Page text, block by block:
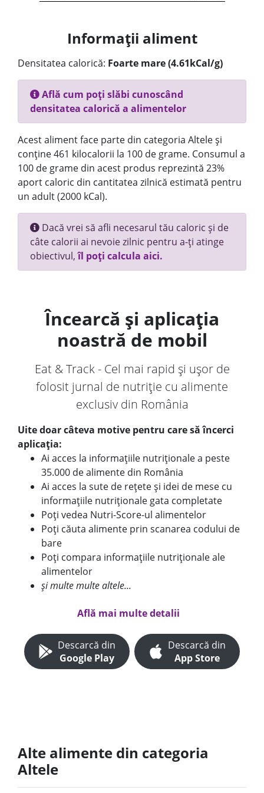
Informații aliment
Densitatea calorică: Foarte mare (4.61kCal/g)
Află cum poți slăbi cunoscând
densitatea calorică a alimentelor
Acest aliment face parte din categoria Altele și
conține 461 kilocalorii la 100 de grame. Consumul a
100 de grame din acest produs reprezintă 23%
aport caloric din cantitatea zilnică estimată pentru
un adult (2000 kCal).
Dacă vrei să afli necesarul tău caloric și de
câte calorii ai nevoie zilnic pentru a-ți atinge
obiectivul,îl poți calcula aici.
Încearcă și aplicația
noastră de mobil
Eat & Track - Cel mai rapid și ușor de
folosit jurnal de nutriție cu alimente
exclusiv din România
Uite doar câteva motive pentru care să încerci
aplicația:
Ai acces la informațiile nutriționale a peste
35.000 de alimente din România
Ai acces la sute de rețete și idei de mese cu
informațiile nutriționale gata completate
Poți vedea Nutri-Score-ul alimentelor
Poți căuta alimente prin scanarea codului de
bare
Poți compara informațiile nutriționale ale
alimentelor
și multe multe altele...
Află mai multe detalii
Descarcă din
Google Play
Descarcă din
App Store
Alte alimente din categoria
Altele